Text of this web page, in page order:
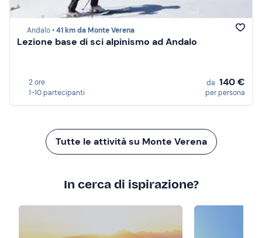
Andalo •41 km da Monte Verena
Lezione base di sci alpinismo ad Andalo
2 ore
1-10 partecipanti
da 140 €
per persona
Tutte le attività su Monte Verena
In cerca di ispirazione?